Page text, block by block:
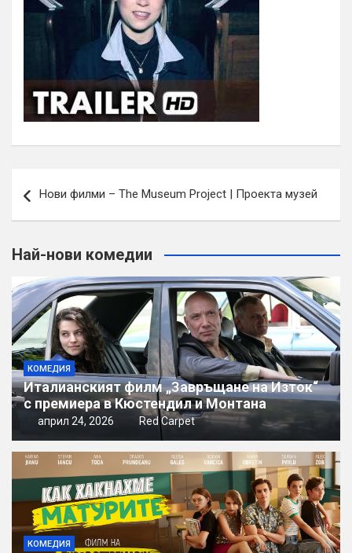
Нови филми – The Museum Project | Проекта музей
Най-нови комедии
КОМЕДИЯ
Италианският филм „Завръщане на Изток“
с премиера в Кюстендил и Монтана
април 24, 2026 Red Carpet
КОМЕДИЯ